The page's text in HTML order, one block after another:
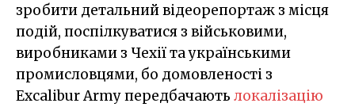
зробити детальний відеорепортаж з місця
подій, поспілкуватися з військовими,
виробниками з Чехії та українськими
промисловцями, бо домовленості з
Excalibur Army передбачають локалізацію